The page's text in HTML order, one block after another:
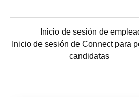
Inicio de sesión de
Inicio de sesión de Connect para
candidatas